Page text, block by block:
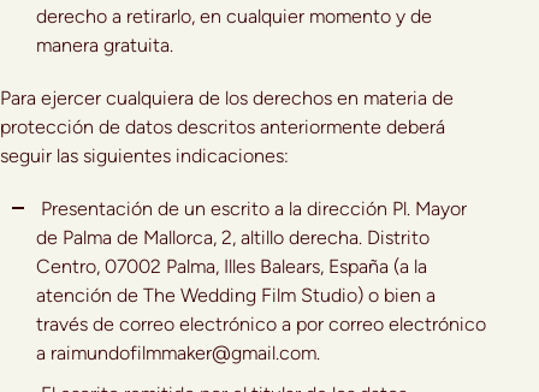
derecho a retirarlo, en cualquier momento y de
manera gratuita.
Para ejercer cualquiera de los derechos en materia de
protección de datos descritos anteriormente deberá
seguir las siguientes indicaciones:
Presentación de un escrito a la dirección Pl. Mayor
de Palma de Mallorca, 2, altillo derecha. Distrito
Centro, 07002 Palma, Illes Balears, España (a la
atención de The Wedding Film Studio) o bien a
través de correo electrónico a por correo electrónico
a raimundofilmmaker@gmail.com.